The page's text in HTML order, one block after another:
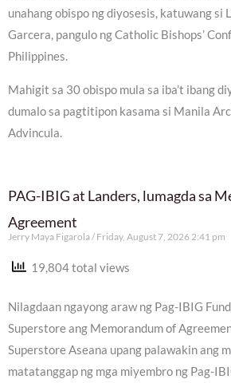
unahang obispo ng diyosesis, katuwang si
Garcera, pangulo ng Catholic Bishops’
Philippines.
Mahigit sa 30 obispo mula sa iba’t ibang
dumalo sa pagtitipon kasama si Manila
Advincula.
PAG-IBIG at Landers, lumagda sa
Agreement
Jerry Maya Figarola Friday, August 7, 2026 2:41 pm
19,804 total views
Nilagdaan ngayong araw ng Pag-IBIG
Superstore ang Memorandum of
Superstore Aseana upang palawakin ang
matatanggap ng mga miyembro ng Pag-